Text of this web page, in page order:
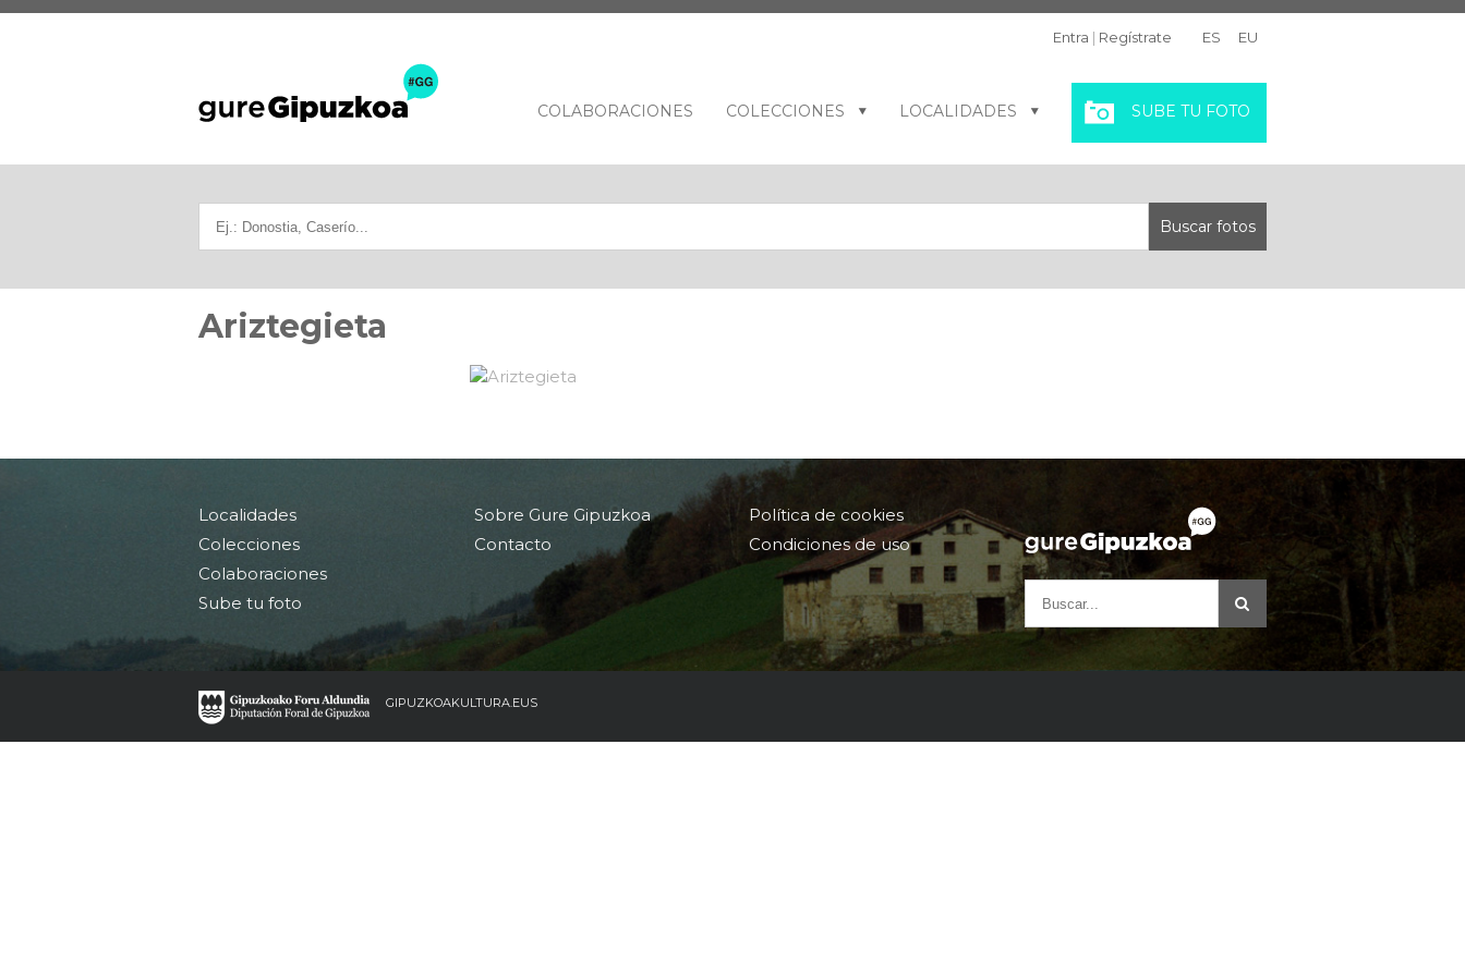
Entra | Regístrate ES EU
COLABORACIONES COLECCIONES LOCALIDADES SUBE TU FOTO
Ariztegieta
Localidades
Colecciones
Colaboraciones
Sube tu foto
Sobre Gure Gipuzkoa
Contacto
Política de cookies
Condiciones de uso
GIPUZKOAKULTURA.EUS